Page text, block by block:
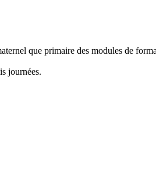
que primaire des modules de
journées.